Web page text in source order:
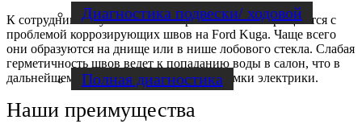
Диагностика подвески/ ходовой
Полная диагностика
К сотрудникам кузовных автосервисов часто обращаются с
проблемой коррозирующих швов на Ford Kuga. Чаще всего
они образуются на днище или в нише лобового стекла. Слабая
герметичность швов ведет к попаданию воды в салон, что в
дальнейшем может стать причиной поломки электрики.
Наши преимущества